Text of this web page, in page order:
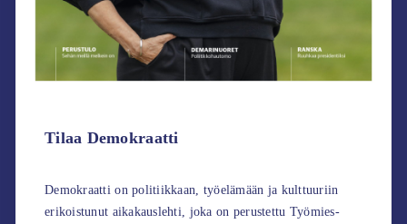
Tilaa Demokraatti
Demokraatti on politiikkaan, työelämään ja kulttuuriin
erikoistunut aikakauslehti, joka on perustettu Työmies-